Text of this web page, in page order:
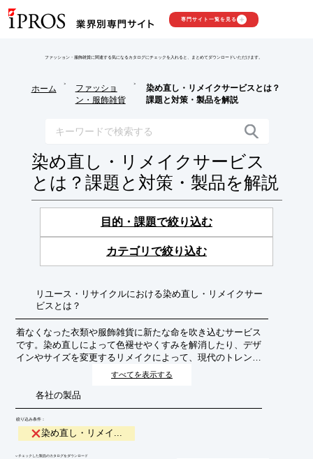
専門サイト一覧を見る
ファッション・服飾雑貨に関連する気になるカタログにチェックを入れると、まとめてダウンロードいただけます。
ホーム
>
ファッショ
ン・服飾雑貨
>
染め直し・リメイクサービスとは？
課題と対策・製品を解説
染め直し・リメイクサービス
とは？課題と対策・製品を解説
目的・課題で絞り込む
カテゴリで絞り込む
リユース・リサイクルにおける染め直し・リメイクサー
ビスとは？
着なくなった衣類や服飾雑貨に新たな命を吹き込むサービス
です。染め直しによって色褪せやくすみを解消したり、デザ
インやサイズを変更するリメイクによって、現代のトレンド
や個人の好みに合わせたアイテムへと生まれ変わらせます。
これにより、廃棄物の削減と持続可能なファッションの実現
を目指します。
すべてを表示する
各社の製品
絞り込み条件：
染め直し・リメイ...
​▼チェックした製品のカタログをダウンロード